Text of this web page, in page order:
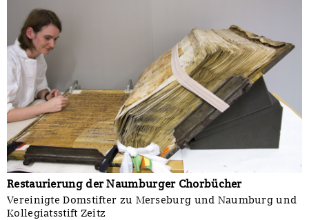
Restaurierung der Naumburger Chorbücher
Vereinigte Domstifter zu Merseburg und Naumburg und
Kollegiatsstift Zeitz